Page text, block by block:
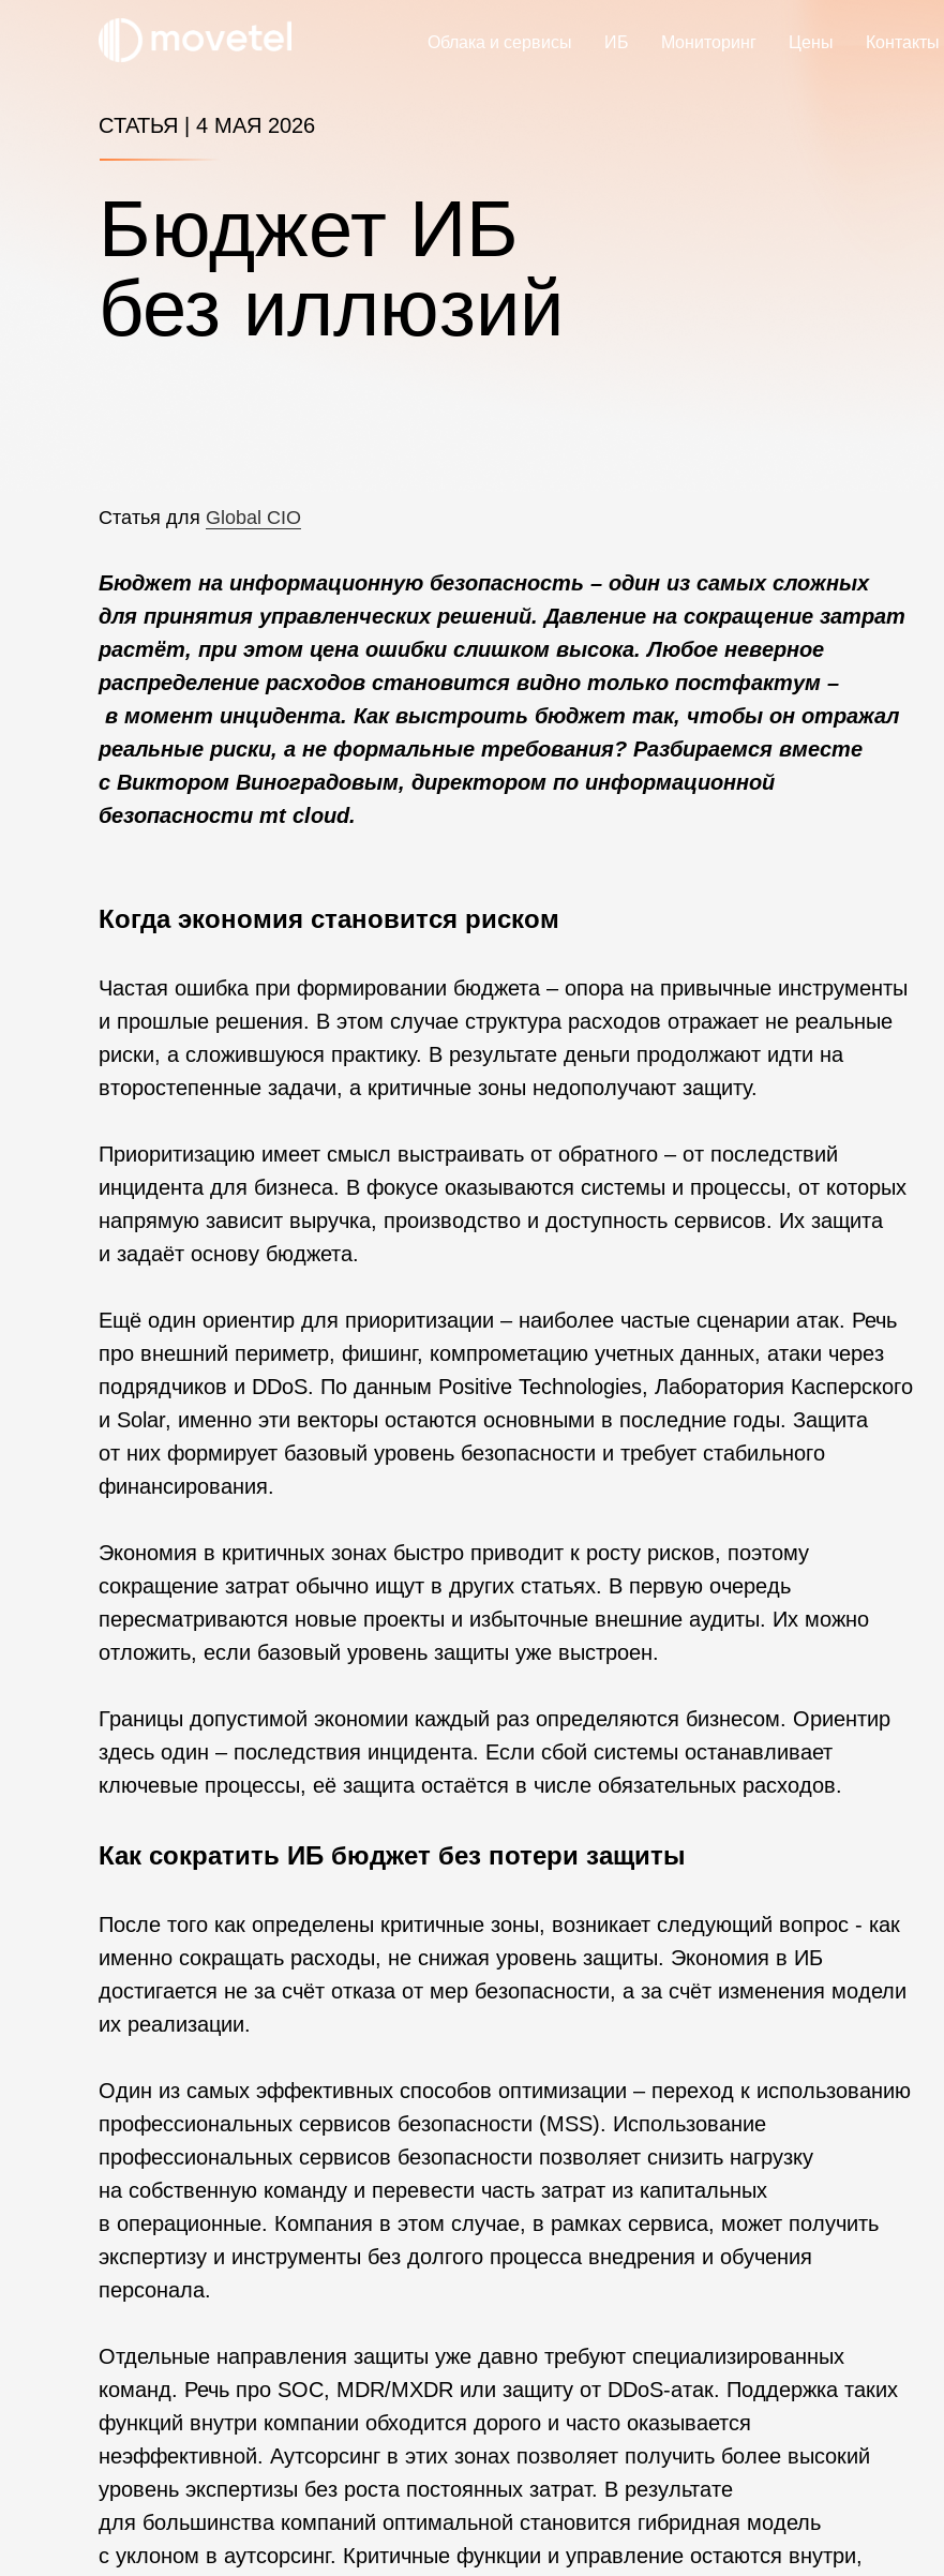
Облака и сервисы ИБ Мониторинг Цены Контакты
CТАТЬЯ | 4 МАЯ 2026
Бюджет ИБ
без иллюзий
Статья для Global CIO
Бюджет на информационную безопасность – один из самых сложных
для принятия управленческих решений. Давление на сокращение затрат
растёт, при этом цена ошибки слишком высока. Любое неверное
распределение расходов становится видно только постфактум –
в момент инцидента. Как выстроить бюджет так, чтобы он отражал
реальные риски, а не формальные требования? Разбираемся вместе
с Виктором Виноградовым, директором по информационной
безопасности mt cloud.
Когда экономия становится риском
Частая ошибка при формировании бюджета – опора на привычные инструменты
и прошлые решения. В этом случае структура расходов отражает не реальные
риски, а сложившуюся практику. В результате деньги продолжают идти на
второстепенные задачи, а критичные зоны недополучают защиту.
Приоритизацию имеет смысл выстраивать от обратного – от последствий
инцидента для бизнеса. В фокусе оказываются системы и процессы, от которых
напрямую зависит выручка, производство и доступность сервисов. Их защита
и задаёт основу бюджета.
Ещё один ориентир для приоритизации – наиболее частые сценарии атак. Речь
про внешний периметр, фишинг, компрометацию учетных данных, атаки через
подрядчиков и DDoS. По данным Positive Technologies, Лаборатория Касперского
и Solar, именно эти векторы остаются основными в последние годы. Защита
от них формирует базовый уровень безопасности и требует стабильного
финансирования.
Экономия в критичных зонах быстро приводит к росту рисков, поэтому
сокращение затрат обычно ищут в других статьях. В первую очередь
пересматриваются новые проекты и избыточные внешние аудиты. Их можно
отложить, если базовый уровень защиты уже выстроен.
Границы допустимой экономии каждый раз определяются бизнесом. Ориентир
здесь один – последствия инцидента. Если сбой системы останавливает
ключевые процессы, её защита остаётся в числе обязательных расходов.
Как сократить ИБ бюджет без потери защиты
После того как определены критичные зоны, возникает следующий вопрос - как
именно сокращать расходы, не снижая уровень защиты. Экономия в ИБ
достигается не за счёт отказа от мер безопасности, а за счёт изменения модели
их реализации.
Один из самых эффективных способов оптимизации – переход к использованию
профессиональных сервисов безопасности (MSS). Использование
профессиональных сервисов безопасности позволяет снизить нагрузку
на собственную команду и перевести часть затрат из капитальных
в операционные. Компания в этом случае, в рамках сервиса, может получить
экспертизу и инструменты без долгого процесса внедрения и обучения
персонала.
Отдельные направления защиты уже давно требуют специализированных
команд. Речь про SOC, MDR/MXDR или защиту от DDoS-атак. Поддержка таких
функций внутри компании обходится дорого и часто оказывается
неэффективной. Аутсорсинг в этих зонах позволяет получить более высокий
уровень экспертизы без роста постоянных затрат. В результате
для большинства компаний оптимальной становится гибридная модель
с уклоном в аутсорсинг. Критичные функции и управление остаются внутри,